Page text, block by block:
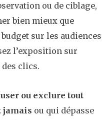
ou de ciblage,
bien mieux que
sur les audiences
l’exposition sur
clics.
ou exclure tout
jamais ou qui dépasse